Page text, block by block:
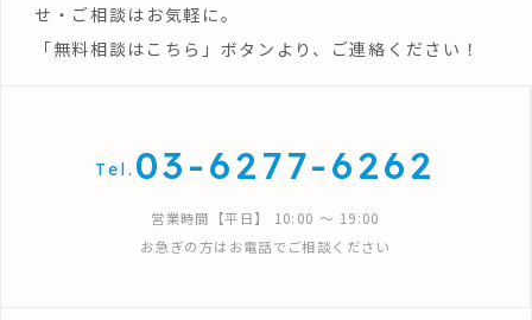
せ・ご相談はお気軽に。
「無料相談はこちら」ボタンより、ご連絡ください！
Tel. 03-6277-6262
営業時間【平日】 10:00 〜 19:00
お急ぎの方はお電話でご相談ください